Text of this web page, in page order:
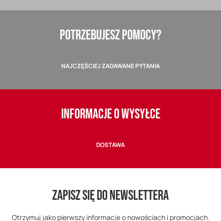
POTRZEBUJESZ POMOCY?
NAJCZĘŚCIEJ ZADAWANE PYTANIA
INFORMACJE O WYSYŁCE
DOSTAWA
ZAPISZ SIĘ DO NEWSLETTERA
Otrzymuj jako pierwszy informacje o nowościach i promocjach.